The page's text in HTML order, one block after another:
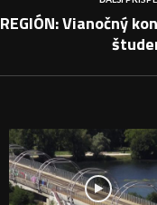
REGIÓN: Vianočný